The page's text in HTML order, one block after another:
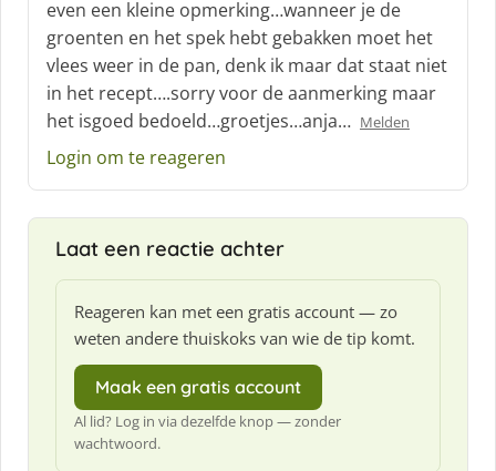
r
e
e
f
:
even een kleine opmerking…wanneer je de
groenten en het spek hebt gebakken moet het
vlees weer in de pan, denk ik maar dat staat niet
in het recept….sorry voor de aanmerking maar
het isgoed bedoeld…groetjes…anja… Melden
Login om te reageren
Laat een reactie achter
Reageren kan met een gratis account — zo
weten andere thuiskoks van wie de tip komt.
Maak een gratis account
Al lid? Log in via dezelfde knop — zonder
wachtwoord.